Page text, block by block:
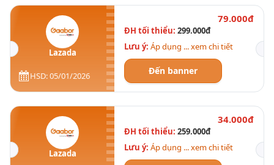
Lazada
HSD: 05/01/2026
79.000đ
ĐH tối thiểu: 299.000đ
Lưu ý: Áp dụng ... xem chi tiết
Đến banner
Lazada
34.000đ
ĐH tối thiểu: 259.000đ
Lưu ý: Áp dụng ... xem chi tiết